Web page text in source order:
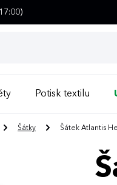
Potisk textilu
Šátky Šátek Atlantis